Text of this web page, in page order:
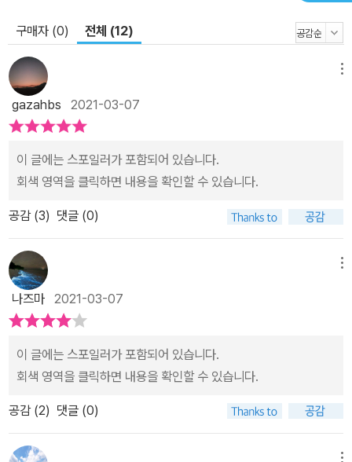
알게 된다. 미쓰루는 그런 누나에게 힘이 돼 주고 싶지만, 어떻게 표현
해야 할지 몰라 그저 누나가 좋아하는 흑당 크림빵을 손에 쥐여 준다.
사랑에 서툰 순수한 소년의 진심 어린 마음을 고스란히 전달해 독자
의 마음을 두근거리게 한다. 〈마카로니 수프, 어정쩡함을 날려 버릴
결의의 맛〉은 ‘학교 인기 짱’ 마사토의 이야기이다. 마사토는 재미있
민이 있다. 공부는 최악인 데다 운동도 그다지 잘하는 편이 아니라 언
젠가 이 인기가 사그라들까 봐 불안한 것! 자라면서 내 진짜 모습이 무
엇일지 고민하는 청소년의 어지럽고 복잡한 심리를 밀도 있게 서술하
시지를 전하는 작품이다. 〈초코우유, 짜릿할 만큼 강렬한 용기의 맛〉
은 전교 1등 기요노의 이야기이다. 기요노는 공부는 잘하지만 소심한
성격이라 반에선 늘 외톨이다. 급식으로 나오는 초코 분말을 반 친구
들에게서 한가득 얻을 수 있는 마사토의 인기가 그저 부러울 뿐. 그런
팀을 이뤄 참여하게 되는데……. 새로운 관계를 맺는 일을 어려워하는
소심한 아이의 마음을 내밀하게 서술했다. 초코우유의 진한 단맛처럼
반짝이는 용기를 품고 마침내 한 단계 성장하는 모습이 가슴 벅차다.
이야기이다. 아빠의 전근으로 가족이 함께 이사를 가게 된 고즈에는
구매자 (0) 전체 (12)
gazahbs 2021-03-07
이 글에는 스포일러가 포함되어 있습니다.
회색 영역을 클릭하면 내용을 확인할 수 있습니다.
공감 (3) 댓글 (0)
나즈마 2021-03-07
이 글에는 스포일러가 포함되어 있습니다.
회색 영역을 클릭하면 내용을 확인할 수 있습니다.
공감 (2) 댓글 (0)